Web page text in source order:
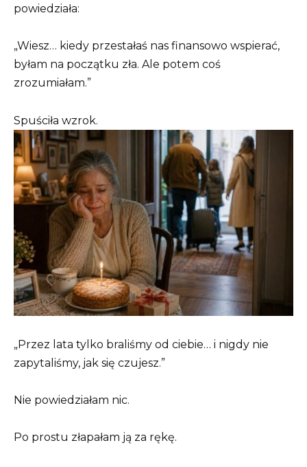
powiedziała:
„Wiesz… kiedy przestałaś nas finansowo wspierać,
byłam na początku zła. Ale potem coś
zrozumiałam.”
Spuściła wzrok.
„Przez lata tylko braliśmy od ciebie… i nigdy nie
zapytaliśmy, jak się czujesz.”
Nie powiedziałam nic.
Po prostu złapałam ją za rękę.